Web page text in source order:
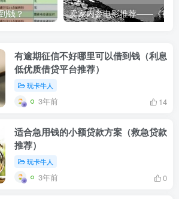
钱？
有逾期征信不好哪里可以借到钱（利息
低优质借贷平台推荐）
玩卡牛人
3年前 14
适合急用钱的小额贷款方案（救急贷款
推荐）
玩卡牛人
3年前 0